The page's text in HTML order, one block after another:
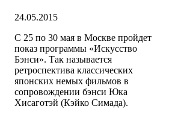
24.05.2015
С 25 по 30 мая в Москве пройдет
показ программы «Искусство
Бэнси». Так называется
ретроспектива классических
японских немых фильмов в
сопровождении бэнси Юка
Хисаготэй (Кэйко Симада).